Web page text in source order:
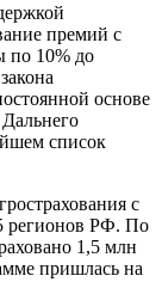
премий с
по 10% до
основе
список
с
регионов РФ. По
1,5 млн
пришлась на